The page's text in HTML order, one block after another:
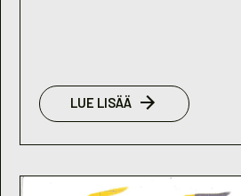
LUE LISÄÄ: